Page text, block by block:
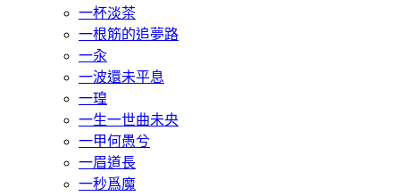
一杯淡茶
一根筋的追夢路
一汆
一波還未平息
一瑝
一生一世曲未央
一甲何愚兮
一眉道長
一秒爲魔